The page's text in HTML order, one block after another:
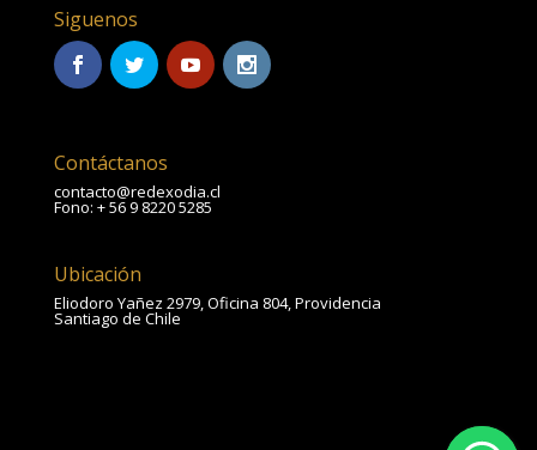
Siguenos
Contáctanos
contacto@redexodia.cl
Fono: + 56 9 8220 5285
Ubicación
Eliodoro Yañez 2979, Oficina 804, Providencia
Santiago de Chile